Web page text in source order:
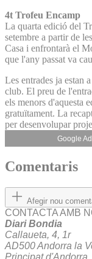
4t Trofeu Encamp
La quarta edició del
setembre a partir de
Casa i enfrontarà el
que l'any passat va
Les entrades ja estan
club. El preu de
els menors d'aquesta
gratuïtament. La
per desenvolupar
Google
Comentaris
Afegir nou
CONTACTA AMB
Diari Bondia
Callaueta, 4, 1r
AD500 Andorra la